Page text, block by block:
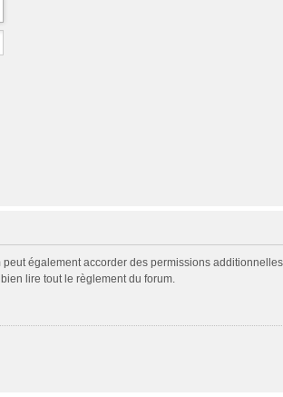
également accorder des permissions
lire tout le règlement du forum.